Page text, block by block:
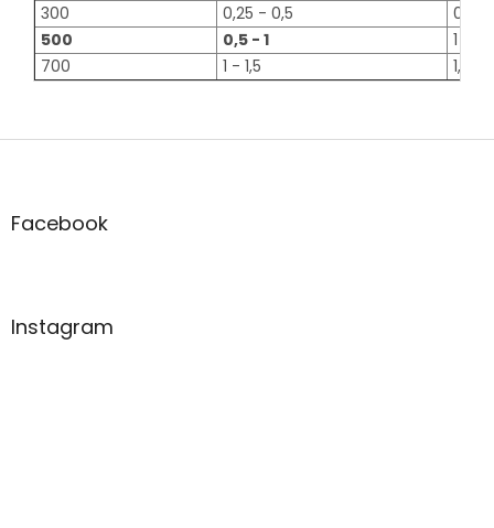
300
0,25 - 0,5
0,5 -
500
0,5 - 1
1 - 1,5
700
1 - 1,5 1,5 -
Z
aFacebook
Instagram